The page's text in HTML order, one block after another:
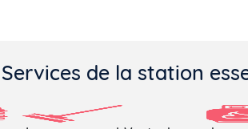
Services de la station